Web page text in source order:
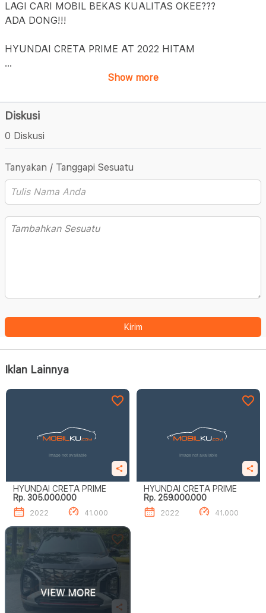
LAGI CARI MOBIL BEKAS KUALITAS OKEE???
ADA DONG!!!
HYUNDAI CRETA PRIME AT 2022 HITAM
...
Show more
Diskusi
0 Diskusi
Tanyakan / Tanggapi Sesuatu
Kirim
Iklan Lainnya
HYUNDAI CRETA PRIME
Rp. 305.000.000
2022 41.000
HYUNDAI CRETA PRIME
Rp. 259.000.000
2022 41.000
VIEW MORE